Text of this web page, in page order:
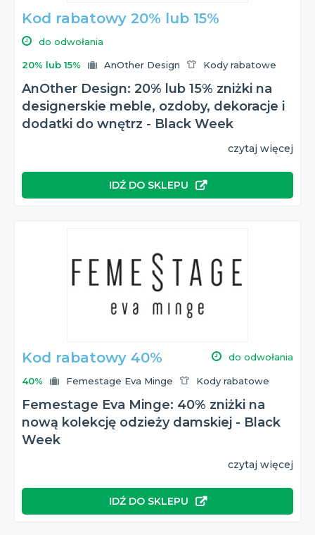
Kod rabatowy 20% lub 15%
do odwołania
20% lub 15% AnOther Design Kody rabatowe
AnOther Design: 20% lub 15% zniżki na
designerskie meble, ozdoby, dekoracje i
dodatki do wnętrz - Black Week
czytaj więcej
IDŹ DO SKLEPU
Kod rabatowy 40% do odwołania
40% Femestage Eva Minge Kody rabatowe
Femestage Eva Minge: 40% zniżki na
nową kolekcję odzieży damskiej - Black
Week
czytaj więcej
IDŹ DO SKLEPU